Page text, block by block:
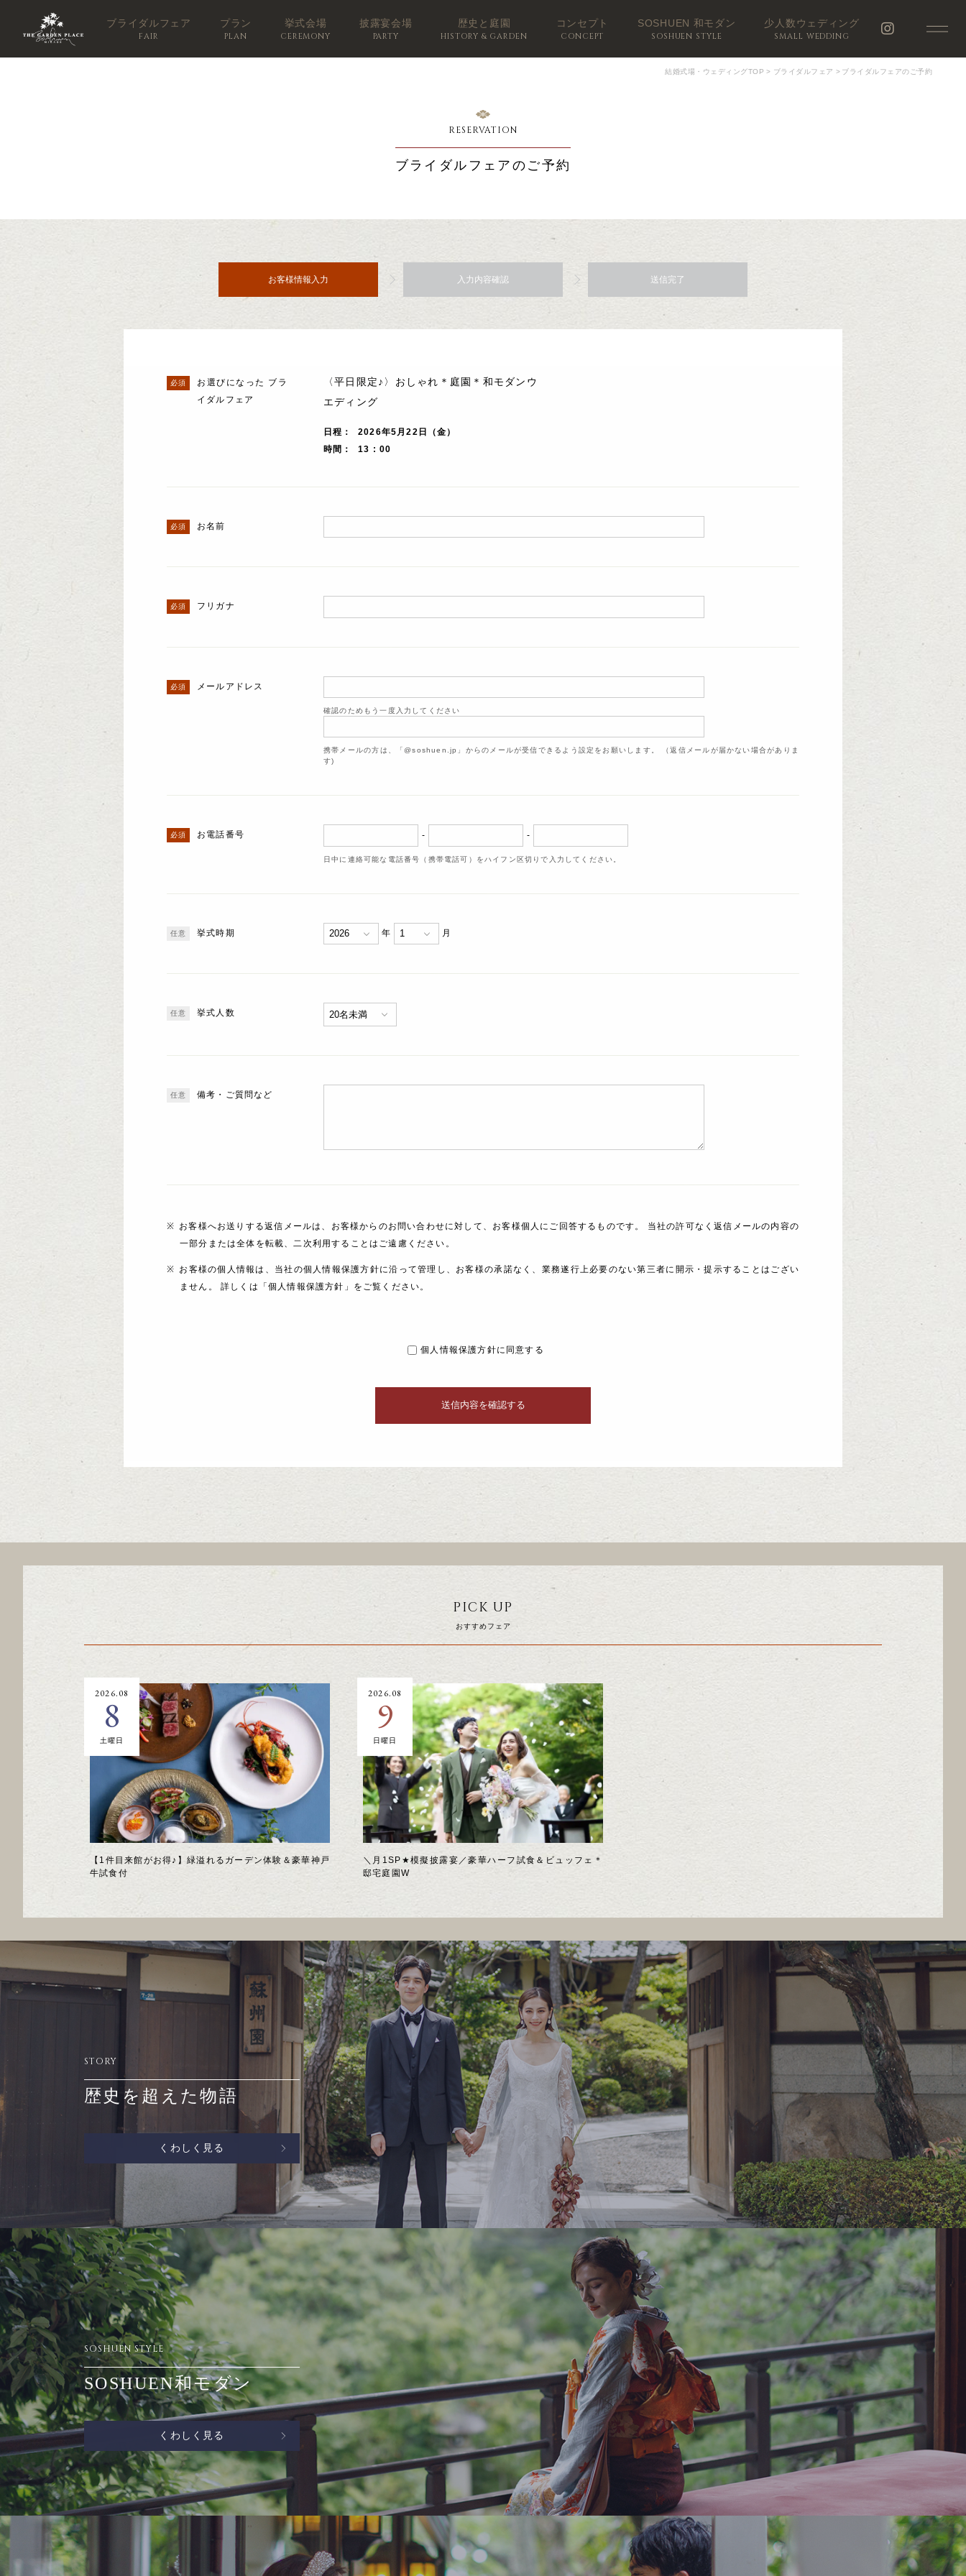
ブライダルフェア
FAIR
プラン
PLAN
挙式会場
CEREMONY
披露宴会場
PARTY
歴史と庭園
HISTORY & GARDEN
コンセプト
CONCEPT
SOSHUEN 和モダン
SOSHUEN STYLE
少人数ウェディング
SMALL WEDDING
結婚式場・ウェディングTOP > ブライダルフェア > ブライダルフェアのご予約
RESERVATION
ブライダルフェアのご予約
お客様情報入力 入力内容確認 送信完了
お選びになった ブラ
イダルフェア
〈平日限定♪〉おしゃれ＊庭園＊和モダンウ
エディング
日程
2026年5月22日（金）
時間
13 : 00
お名前
フリガナ
メールアドレス
確認のためもう一度入力してください
携帯メールの方は、「@soshuen.jp」からのメールが受信できるよう設定をお願いします。 （返信メールが届かない場合がありま
す)
お電話番号 - -
日中に連絡可能な電話番号（携帯電話可）をハイフン区切りで入力してください。
挙式時期 年 月
挙式人数
備考・ご質問など
お客様へお送りする返信メールは、お客様からのお問い合わせに対して、お客様個人にご回答するものです。 当社の許可なく返信メールの内容の
一部分または全体を転載、二次利用することはご遠慮ください。
お客様の個人情報は、当社の個人情報保護方針に沿って管理し、お客様の承諾なく、業務遂行上必要のない第三者に開示・提示することはござい
ません。 詳しくは「個人情報保護方針」をご覧ください。
個人情報保護方針に同意する
PICK UP
おすすめフェア
【1件目来館がお得♪】緑溢れるガーデン体験＆豪華神戸
牛試食付
2026.08
8
土曜日
＼月1SP★模擬披露宴／豪華ハーフ試食＆ビュッフェ＊
邸宅庭園W
2026.08
9
日曜日
STORY
歴史を超えた物語
くわしく見る
SOSHUEN STYLE
SOSHUEN和モダン
くわしく見る